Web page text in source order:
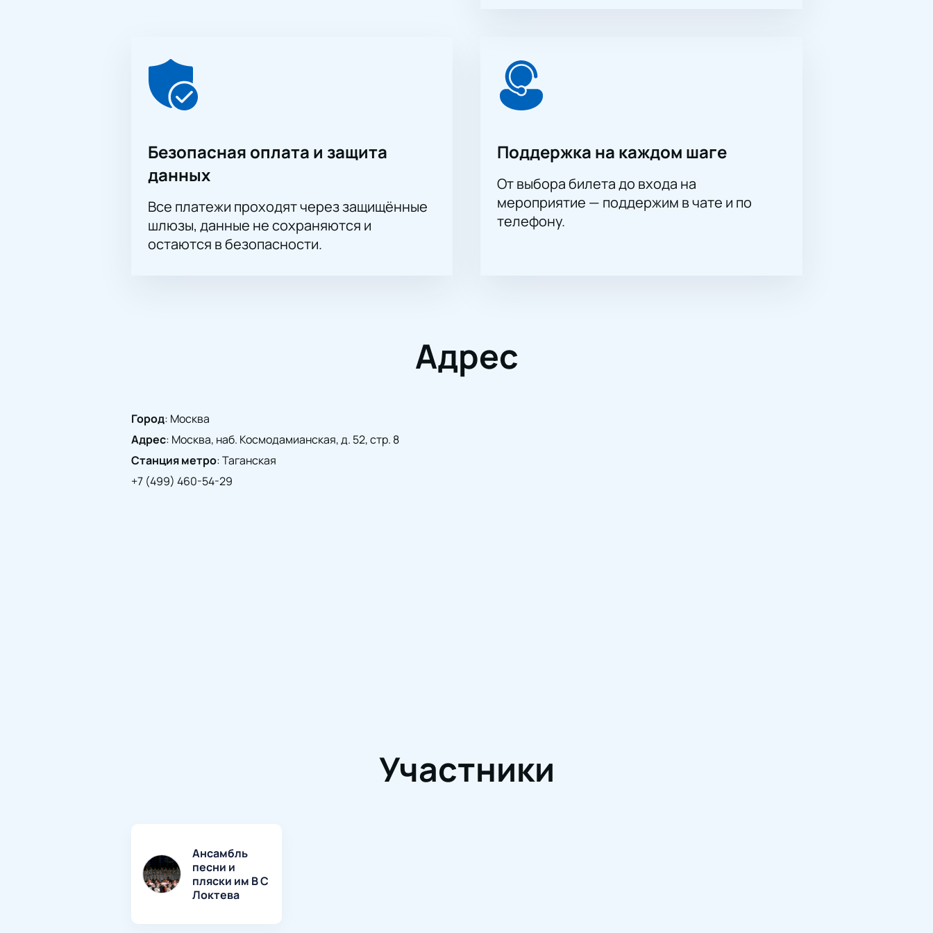
Безопасная оплата и защита
данных
Все платежи проходят через защищённые
шлюзы, данные не сохраняются и
остаются в безопасности.
Поддержка на каждом шаге
От выбора билета до входа на
мероприятие — поддержим в чате и по
телефону.
Адрес
Город: Москва
Адрес: Москва, наб. Космодамианская, д. 52, стр. 8
Станция метро:Таганская
+7 (499) 460-54-29
Участники
Ансамбль
песни и
пляски им В С
Локтева